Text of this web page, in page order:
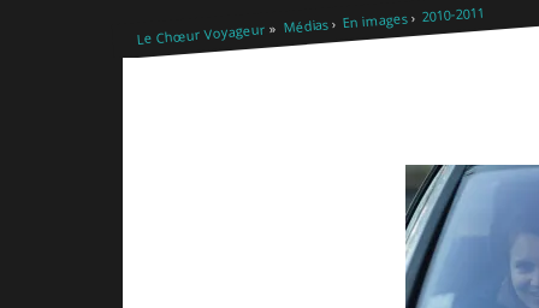
Le Chœur Voyageur Médias En images 2010-2011